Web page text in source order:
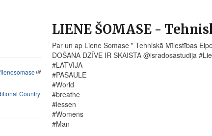
Country
LIENE ŠOMASE -
Par un ap Liene Šomase " Tehniskā Mīlestības
DOŠANA DZĪVE IR SKAISTA @lsradosastudija
#LATVIJA
#PASAULE
#World
#breathe
#lessen
#Womens
#Man